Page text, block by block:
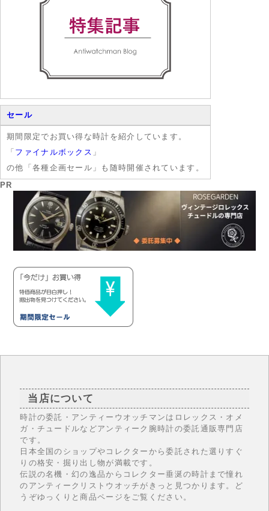
セール
期間限定でお買い得な時計を紹介しています。
「 ファイナルボックス 」
の他「各種企画セール」も随時開催されています。
PR
当店について
時計の委託・アンティーウオッチマンはロレックス・オメ
ガ・チュードルなどアンティーク腕時計の委託通販専門店
です。
日本全国のショップやコレクターから委託された選りすぐ
りの格安・掘り出し物が満載です。
伝説の名機・幻の逸品からコレクター垂涎の時計まで憧れ
のアンティークリストウオッチがきっと見つかります。ど
うぞゆっくりと商品ページをご覧ください。